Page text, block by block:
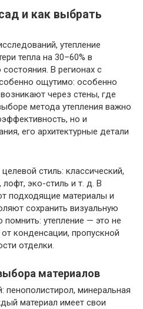
и как выбрать
утепление
тепла на 30–60% в
В регионах с
ощутимо: особенно
через стены, где
метода утепления важно
но и
его архитектурные детали
стиль: классический,
эко-стиль и т. д. В
подходящие материалы и
сохранить визуальную
утепление — это не
конденсации, пропускной
отделки.
материалов
пенополистирол, минеральная
материал имеет свои